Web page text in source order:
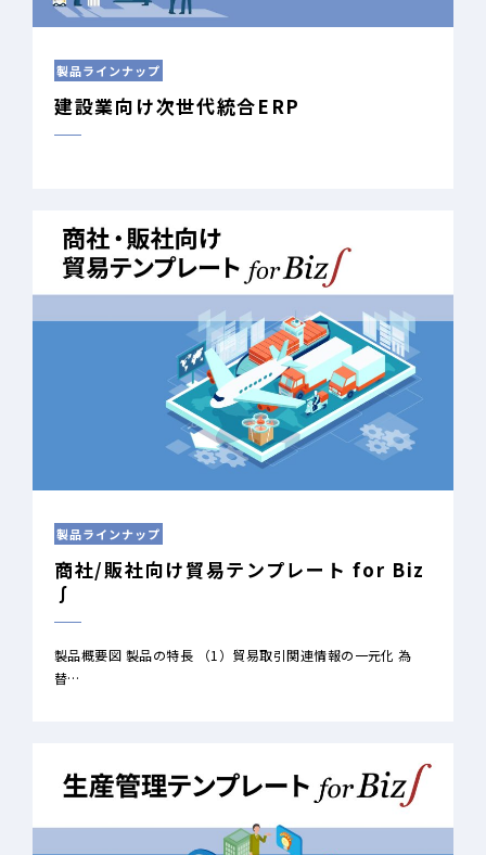
製品ラインナップ
建設業向け次世代統合ERP
製品ラインナップ
商社/販社向け貿易テンプレート for Biz
∫
製品概要図 製品の特長 （1）貿易取引関連情報の一元化 為
替…